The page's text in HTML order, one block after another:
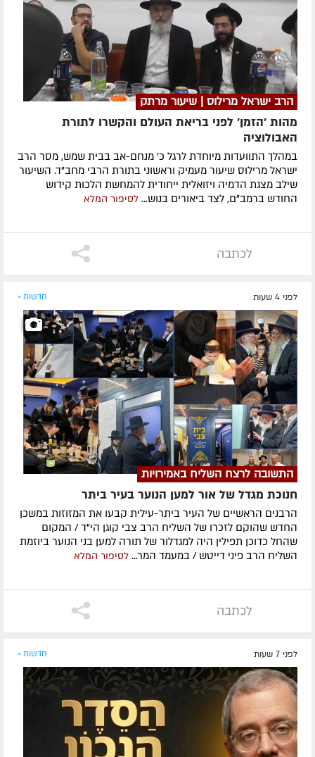
הרב ישראל מרילוס | שיעור מרתק
מהות 'הזמן' לפני בריאת העולם והקשרו לתורת
האבולוציה
במהלך התוועדות מיוחדת לרגל כ' מנחם-אב בבית שמש, מסר הרב
ישראל מרילוס שיעור מעמיק וראשוני בתורת הרבי מחב"ד. השיעור
שילב מצגת הדמיה ויזואלית ייחודית להמחשת הלכות קידוש
החודש ברמב"ם, לצד ביאורים בנוש... לסיפור המלא
לכתבה
לפני 4 שעות חדשות »
התשובה לרצח השליח באמירויות
חנוכת מגדל של אור למען הנוער בעיר ביתר
הרבנים הראשיים של העיר ביתר-עילית קבעו את המזוזות במשכן
החדש שהוקם לזכרו של השליח הרב צבי קוגן הי"ד / המקום
שהחל כדוכן תפילין היה למגדלור של תורה למען בני הנוער ביוזמת
השליח הרב פיני דייטש / במעמד המר... לסיפור המלא
לכתבה
לפני 7 שעות חדשות »